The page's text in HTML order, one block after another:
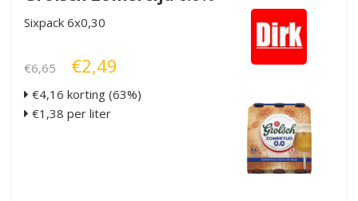
Sixpack 6x0,30
€6,65 €2,49
€4,16 korting (63%)
€1,38 per liter